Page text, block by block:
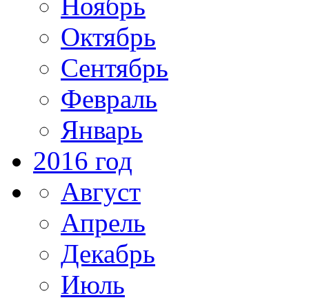
Октябрь
Сентябрь
Февраль
Январь
2016 год
Август
Апрель
Декабрь
Июль